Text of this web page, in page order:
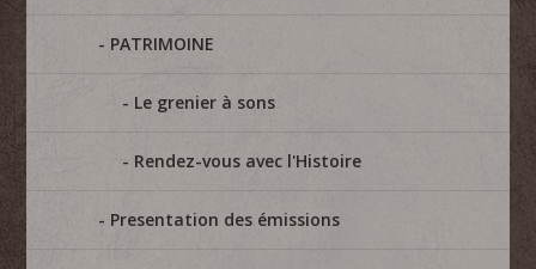
PATRIMOINE
Le grenier à sons
Rendez-vous avec l'Histoire
Presentation des émissions